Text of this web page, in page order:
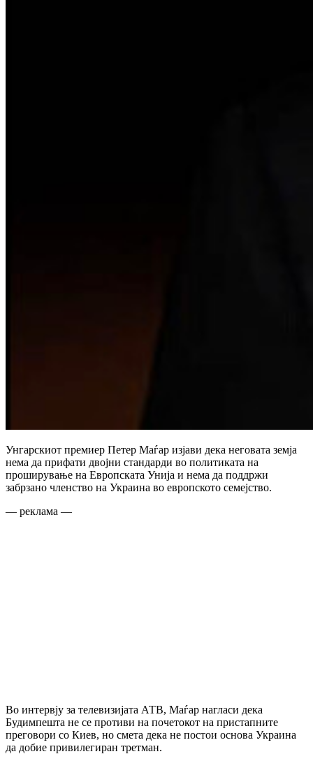
Унгарскиот премиер Петер Маѓар изјави дека неговата земја
нема да прифати двојни стандарди во политиката на
проширување на Европската Унија и нема да поддржи
забрзано членство на Украина во европското семејство.
— реклама —
Во интервју за телевизијата АТВ, Маѓар нагласи дека
Будимпешта не се противи на почетокот на пристапните
преговори со Киев, но смета дека не постои основа Украина
да добие привилегиран третман.